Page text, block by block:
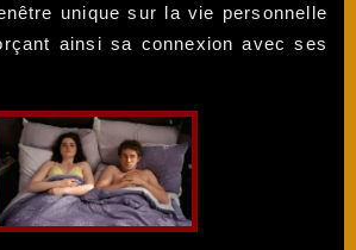
unique sur la vie personnelle
ainsi sa connexion avec ses